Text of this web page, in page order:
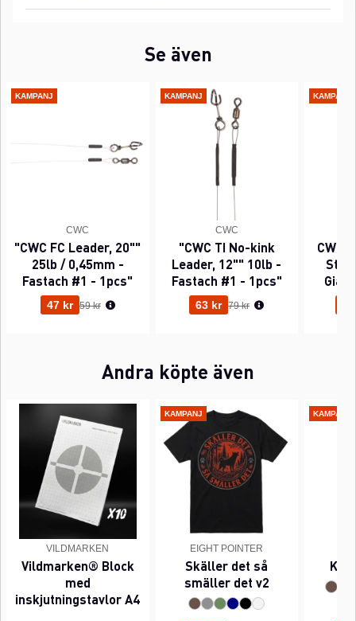
Se även
KAMPANJ
CWC
"CWC FC Leader, 20""
25lb / 0,45mm -
Fastach #1 - 1pcs"
47 kr Ordinarie pris:
59 kr
KAMPANJ
CWC
"CWC TI No-kink
Leader, 12"" 10lb -
Fastach #1 - 1pcs"
63 kr Ordinarie pris:
79 kr
KAMPANJ
CWC
Andra köpte även
VILDMARKEN
Vildmarken® Block
med
inskjutningstavlor A4
KAMPANJ
EIGHT POINTER
Skäller det så
smäller det v2
KAMPANJ